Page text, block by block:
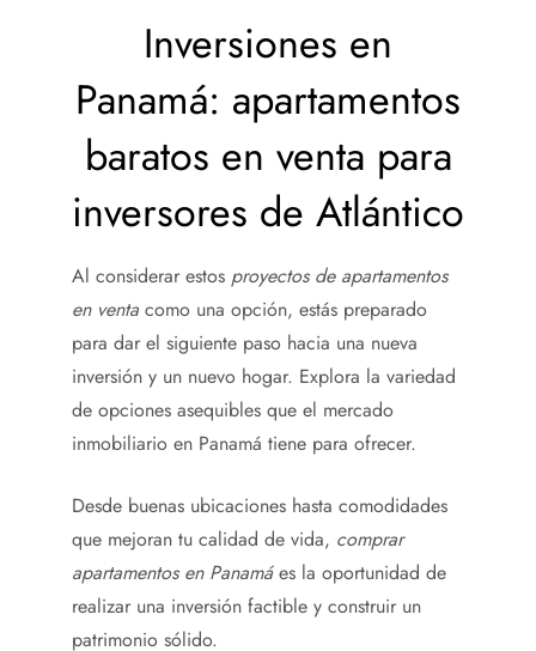
Inversiones en
Panamá: apartamentos
baratos en venta para
inversores de Atlántico
Al considerar estos proyectos de apartamentos
en venta como una opción, estás preparado
para dar el siguiente paso hacia una nueva
inversión y un nuevo hogar. Explora la variedad
de opciones asequibles que el mercado
inmobiliario en Panamá tiene para ofrecer.
Desde buenas ubicaciones hasta comodidades
que mejoran tu calidad de vida, comprar
apartamentos en Panamáes la oportunidad de
realizar una inversión factible y construir un
patrimonio sólido.